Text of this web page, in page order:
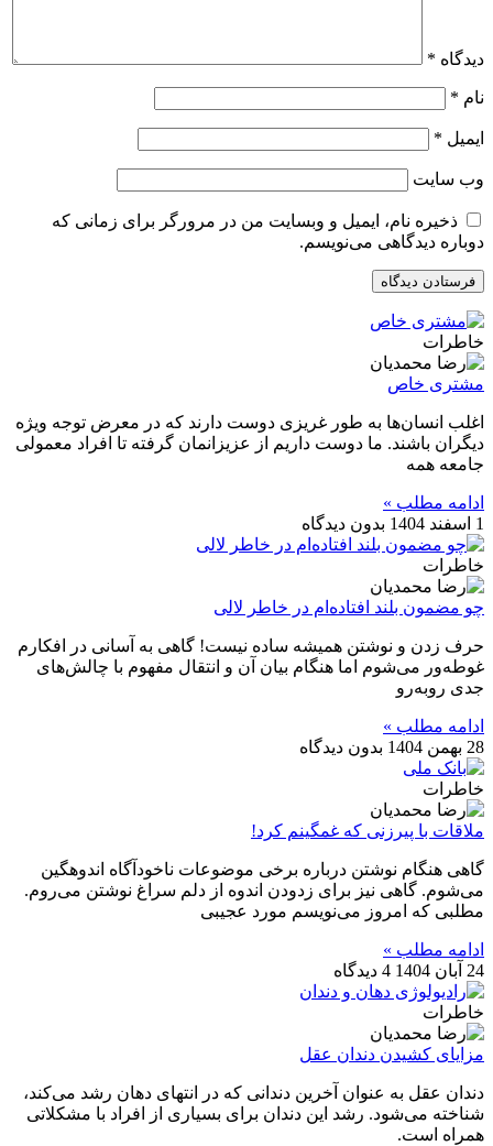
دیدگاه *
نام *
ایمیل *
وب‌ سایت
ذخیره نام، ایمیل و وبسایت من در مرورگر برای زمانی که
دوباره دیدگاهی می‌نویسم.
خاطرات
مشتری خاص
اغلب انسان‌ها به طور غریزی دوست دارند که در معرض توجه ویژه
دیگران باشند. ما دوست داریم از عزیزانمان گرفته تا افراد معمولی
جامعه همه
ادامه مطلب »
1 اسفند 1404
بدون دیدگاه
خاطرات
چو مضمون بلند افتاده‌ام در خاطر لالی
حرف زدن و نوشتن همیشه ساده نیست! گاهی به آسانی در افکارم
غوطه‌ور می‌شوم اما هنگام بیان آن و انتقال مفهوم با چالش‌های
جدی روبه‌رو
ادامه مطلب »
28 بهمن 1404
بدون دیدگاه
خاطرات
ملاقات با پیرزنی که غمگینم کرد!
گاهی هنگام نوشتن درباره برخی موضوعات ناخودآگاه اندوهگین
می‌شوم. گاهی نیز برای زدودن اندوه از دلم سراغ نوشتن می‌روم.
مطلبی که امروز می‌نویسم مورد عجیبی
ادامه مطلب »
24 آبان 1404
4 دیدگاه
خاطرات
مزایای کشیدن دندان عقل
دندان عقل به عنوان آخرین دندانی که در انتهای دهان رشد می‌کند،
شناخته می‌شود. رشد این دندان برای بسیاری از افراد با مشکلاتی
همراه است.